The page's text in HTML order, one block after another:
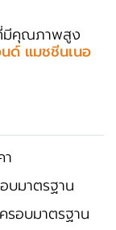
มีคุณภาพสูง
ด์ แมชชีนเนอ
บมาตรฐาน
ครอบมาตรฐาน